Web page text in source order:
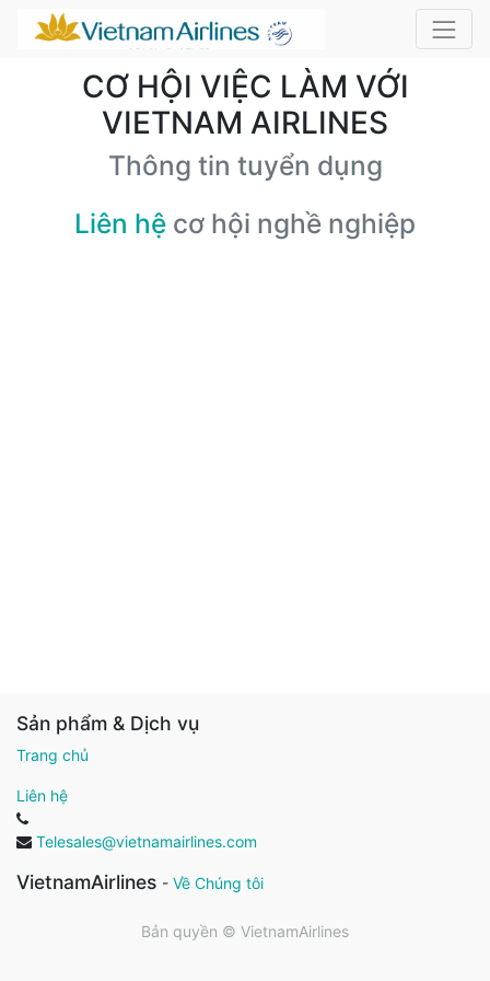
CƠ HỘI VIỆC LÀM VỚI
VIETNAM AIRLINES
Thông tin tuyển dụng
Liên hệ cơ hội nghề nghiệp
Sản phẩm & Dịch vụ
Trang chủ
Liên hệ
Telesales@vietnamairlines.com
VietnamAirlines - Về Chúng tôi
Bản quyền © VietnamAirlines